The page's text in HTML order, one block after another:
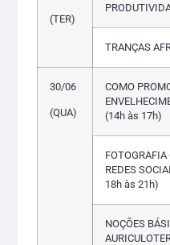
(TER)
TRANÇAS
30/06
(QUA)
COMO
(14h às 17h)
FOTOGRAFIA
REDES
18h às 21h)
NOÇÕES